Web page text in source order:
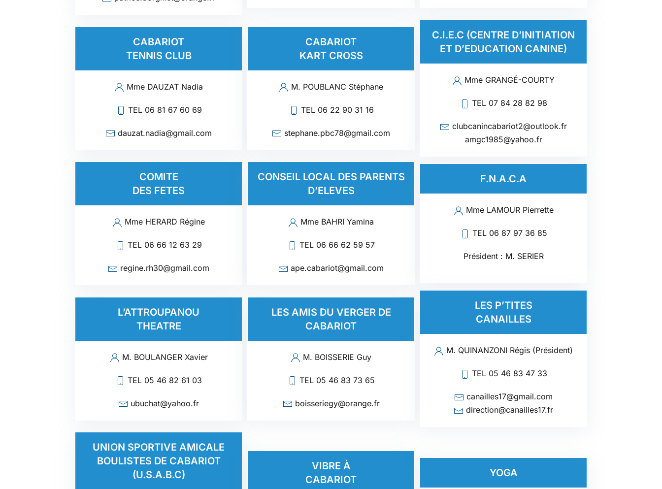
CABARIOT
TENNIS CLUB
Mme DAUZAT Nadia
TEL 06 81 67 60 69
dauzat.nadia@gmail.com
CABARIOT
KART CROSS
M. POUBLANC Stéphane
TEL 06 22 90 31 16
stephane.pbc78@gmail.com
C.I.E.C (CENTRE D’INITIATION
ET D’EDUCATION CANINE)
Mme GRANGÉ-COURTY
TEL 07 84 28 82 98
clubcanincabariot2@outlook.fr
amgc1985@yahoo.fr
COMITE
DES FETES
Mme HERARD Régine
TEL 06 66 12 63 29
regine.rh30@gmail.com
CONSEIL LOCAL DES PARENTS
D’ELEVES
Mme BAHRI Yamina
TEL 06 66 62 59 57
ape.cabariot@gmail.com
F.N.A.C.A
Mme LAMOUR Pierrette
TEL 06 87 97 36 85
Président : M. SERIER
L’ATTROUPANOU
THEATRE
M. BOULANGER Xavier
TEL 05 46 82 61 03
ubuchat@yahoo.fr
LES AMIS DU VERGER DE
CABARIOT
M. BOISSERIE Guy
TEL 05 46 83 73 65
boisseriegy@orange.fr
LES P’TITES
CANAILLES
M. QUINANZONI Régis (Président)
TEL 05 46 83 47 33
canailles17@gmail.com
direction@canailles17.fr
UNION SPORTIVE AMICALE
BOULISTES DE CABARIOT
(U.S.A.B.C)
VIBRE À
CABARIOT
YOGA